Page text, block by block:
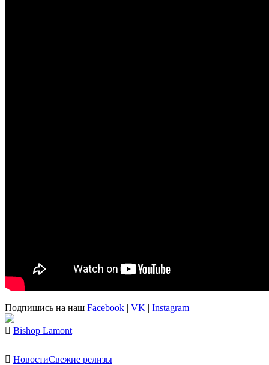
Подпишись на наш Facebook | VK | Instagram
Bishop Lamont
НовостиСвежие релизы